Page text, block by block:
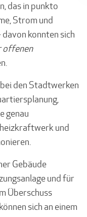
das in punkto
Strom und
konnten sich
offenen
den Stadtwerken
genau
und
Gebäude
und für
Überschuss
sich an einem